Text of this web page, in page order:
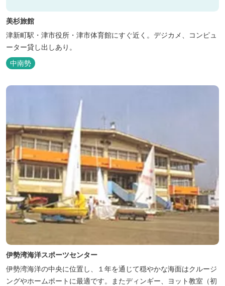
美杉旅館
津新町駅・津市役所・津市体育館にすぐ近く。デジカメ、コンピュ
ーター貸し出しあり。
中南勢
伊勢湾海洋スポーツセンター
伊勢湾海洋の中央に位置し、１年を通じて穏やかな海面はクルージ
ングやホームポートに最適です。またディンギー、ヨット教室（初